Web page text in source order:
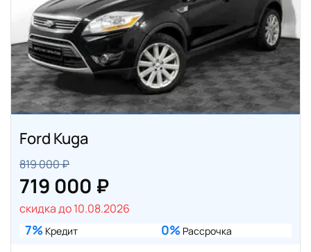
Ford Kuga
819 000 ₽
719 000 ₽
скидка до 10.08.2026
7% Кредит 0% Рассрочка